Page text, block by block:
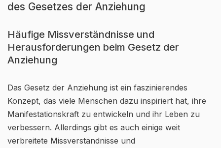
des Gesetzes der Anziehung
Häufige Missverständnisse und
Herausforderungen beim Gesetz der
Anziehung
Das Gesetz der Anziehung ist ein faszinierendes
Konzept, das viele Menschen dazu inspiriert hat, ihre
Manifestationskraft zu entwickeln und ihr Leben zu
verbessern. Allerdings gibt es auch einige weit
verbreitete Missverständnisse und